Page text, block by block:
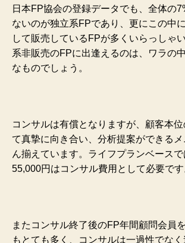
日本FP協会の登録データでも、全体の
ないのが独立系FPであり、更にこの中
して販売しているFPが多くいらっしゃ
系非販売のFPに出逢えるのは、ワラの
なものでしょう。
コンサルは有償となりますが、顧客本
て真摯に向き合い、分析提案ができる
ん揃えています。ライフプランベース
55,000円はコンサル費用として必要です
またコンサル終了後のFP年間顧問会員
もとても多く、コンサルは一過性でな